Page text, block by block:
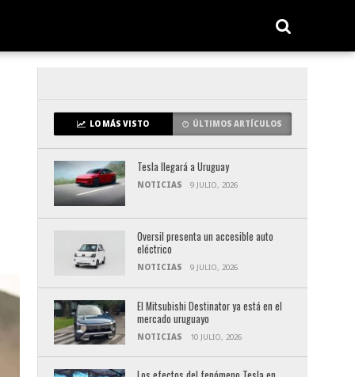
LO MÁS VISTO ÚLTIMOS ARTÍCULOS
Tesla llegará a Uruguay
NOTICIAS 9 JULIO, 2026
Oversil presenta un accesible auto
eléctrico
NOTICIAS 9 JULIO, 2026
El Mitsubishi Destinator ya está en el
mercado uruguayo
NOTICIAS 10 JULIO, 2026